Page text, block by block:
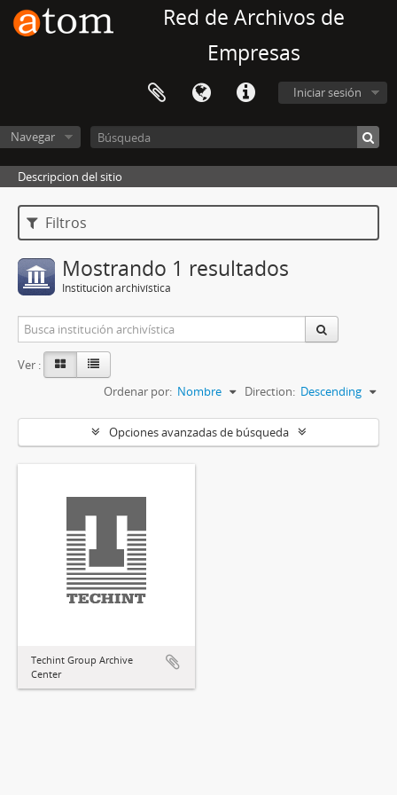
Red de Archivos de
Empresas
Iniciar sesión
Navegar
Descripcion del sitio
Filtros
Mostrando 1 resultados
Institución archivística
Ver :
Ordenar por: Nombre Direction: Descending
Opciones avanzadas de búsqueda
Techint Group Archive
Center